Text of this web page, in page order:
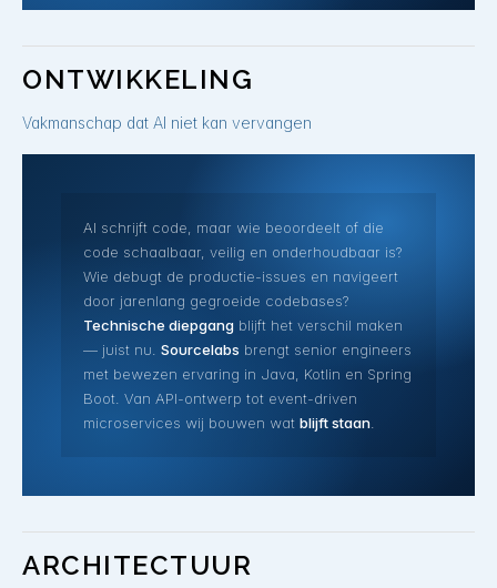
ONTWIKKELING
Vakmanschap dat AI niet kan vervangen
AI schrijft code, maar wie beoordeelt of die
code schaalbaar, veilig en onderhoudbaar is?
Wie debugt de productie-issues en navigeert
door jarenlang gegroeide codebases?
Technische diepgang blijft het verschil maken
— juist nu. Sourcelabs brengt senior engineers
met bewezen ervaring in Java, Kotlin en Spring
Boot. Van API-ontwerp tot event-driven
microservices wij bouwen wat blijft staan
ARCHITECTUUR